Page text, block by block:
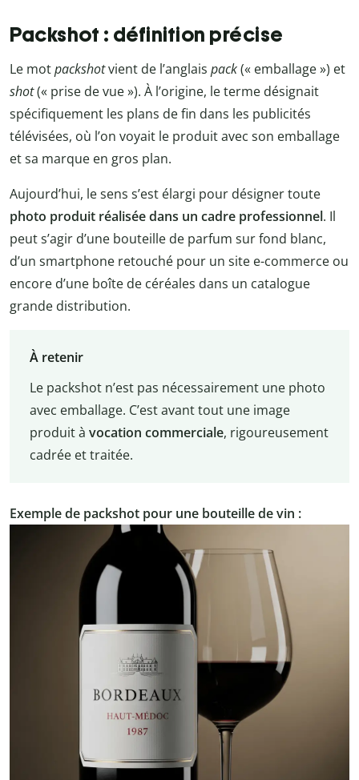
Packshot : définition précise
Le motpackshotvient de l’anglais pack(« emballage ») et
shot(« prise de vue »). À l’origine, le terme désignait
spécifiquement les plans de fin dans les publicités
télévisées, où l’on voyait le produit avec son emballage
et sa marque en gros plan.
Aujourd’hui, le sens s’est élargi pour désigner toute
photo produit réalisée dans un cadre professionnel. Il
peut s’agir d’une bouteille de parfum sur fond blanc,
d’un smartphone retouché pour un site e-commerce ou
encore d’une boîte de céréales dans un catalogue
grande distribution.
À retenir
Le packshot n’est pas nécessairement une photo
avec emballage. C’est avant tout une image
produit à vocation commerciale, rigoureusement
cadrée et traitée.
Exemple de packshot pour une bouteille de vin :